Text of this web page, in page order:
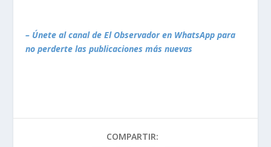
– Únete al canal de El Observador en WhatsApp para
no perderte las publicaciones más nuevas
COMPARTIR: